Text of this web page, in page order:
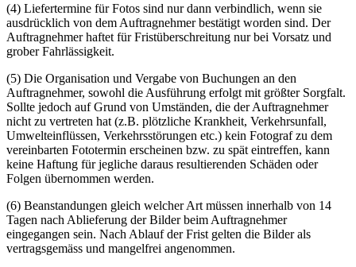
(4) Liefertermine für Fotos sind nur dann verbindlich, wenn sie
ausdrücklich von dem Auftragnehmer bestätigt worden sind. Der
Auftragnehmer haftet für Fristüberschreitung nur bei Vorsatz und
grober Fahrlässigkeit.
(5) Die Organisation und Vergabe von Buchungen an den
Auftragnehmer, sowohl die Ausführung erfolgt mit größter Sorgfalt.
Sollte jedoch auf Grund von Umständen, die der Auftragnehmer
nicht zu vertreten hat (z.B. plötzliche Krankheit, Verkehrsunfall,
Umwelteinflüssen, Verkehrsstörungen etc.) kein Fotograf zu dem
vereinbarten Fototermin erscheinen bzw. zu spät eintreffen, kann
keine Haftung für jegliche daraus resultierenden Schäden oder
Folgen übernommen werden.
(6) Beanstandungen gleich welcher Art müssen innerhalb von 14
Tagen nach Ablieferung der Bilder beim Auftragnehmer
eingegangen sein. Nach Ablauf der Frist gelten die Bilder als
vertragsgemäss und mangelfrei angenommen.